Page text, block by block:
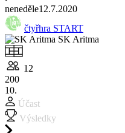
neneděle12.7.2020
čtyřhra START
SK Aritma
12
200
10.
Účast
Výsledky